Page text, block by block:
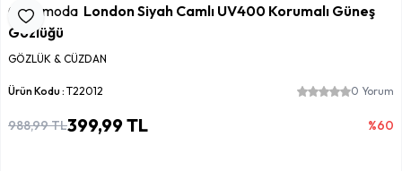
Favoriye Ekle
Cappmoda London Siyah Camlı UV400 Korumalı Güneş
Gözlüğü
GÖZLÜK & CÜZDAN
Ürün Kodu : T22012 0 Yorum
988,99TL399,99 TL %60